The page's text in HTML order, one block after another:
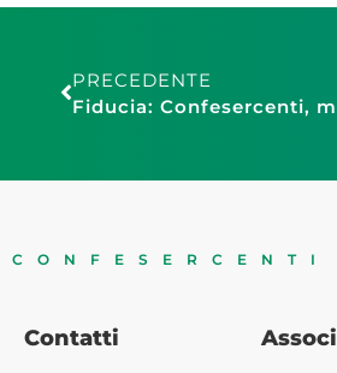
PRECEDENTE
CONFESERCENTI
Contatti